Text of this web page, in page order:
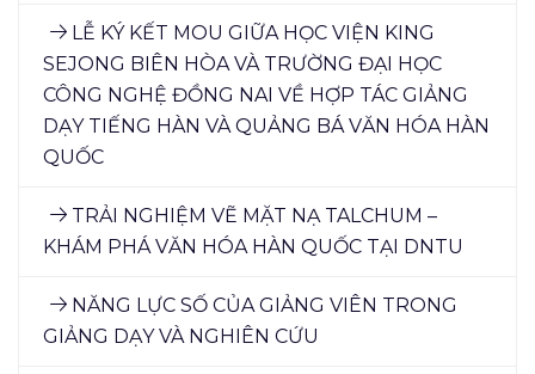
LỄ KÝ KẾT MOU GIỮA HỌC VIỆN KING
SEJONG BIÊN HÒA VÀ TRƯỜNG ĐẠI HỌC
CÔNG NGHỆ ĐỒNG NAI VỀ HỢP TÁC GIẢNG
DẠY TIẾNG HÀN VÀ QUẢNG BÁ VĂN HÓA HÀN
QUỐC
TRẢI NGHIỆM VẼ MẶT NẠ TALCHUM –
KHÁM PHÁ VĂN HÓA HÀN QUỐC TẠI DNTU
NĂNG LỰC SỐ CỦA GIẢNG VIÊN TRONG
GIẢNG DẠY VÀ NGHIÊN CỨU